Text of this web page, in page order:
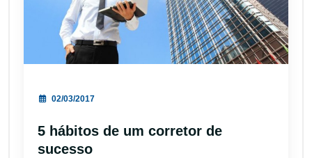
02/03/2017
5 hábitos de um corretor de
sucesso